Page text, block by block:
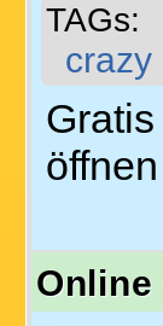
TAGs:
crazy